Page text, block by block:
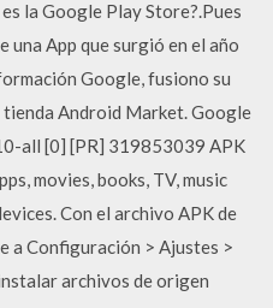
la Google Play Store?.Pues
una App que surgió en el año
Google, fusiono su
Android Market. Google
all [0] [PR] 319853039 APK
movies, books, TV, music
Con el archivo APK de
a Configuración > Ajustes >
archivos de origen